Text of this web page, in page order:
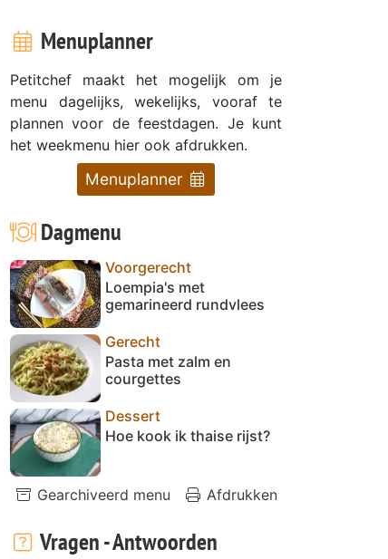
Menuplanner
Petitchef maakt het mogelijk om je
menu dagelijks, wekelijks, vooraf te
plannen voor de feestdagen. Je kunt
het weekmenu hier ook afdrukken.
Menuplanner
Dagmenu
Voorgerecht
Loempia's met
gemarineerd rundvlees
Gerecht
Pasta met zalm en
courgettes
Dessert
Hoe kook ik thaise rijst?
Gearchiveerd menu Afdrukken
Vragen - Antwoorden